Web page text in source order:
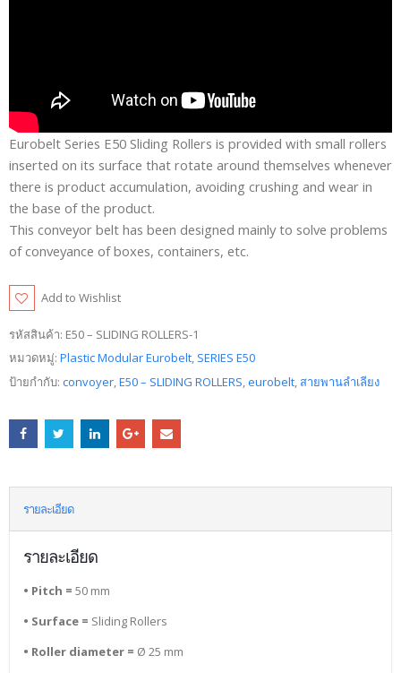
Eurobelt Series E50 Sliding Rollers is provided with small rollers
inserted on its surface that rotate around themselves whenever
there is product accumulation, avoiding crushing and wear in
the base of the product.
This conveyor belt has been designed mainly to solve problems
of conveyance of boxes, containers, etc.
Add to Wishlist
รหัสสินค้า: E50 – SLIDING ROLLERS-1
หมวดหมู่: Plastic Modular Eurobelt, SERIES E50
ป้ายกำกับ: convoyer,E50 – SLIDING ROLLERS,eurobelt, สายพานลำเลียง
รายละเอียด
รายละเอียด
• Pitch = 50 mm
• Surface = Sliding Rollers
• Roller diameter = Ø 25 mm